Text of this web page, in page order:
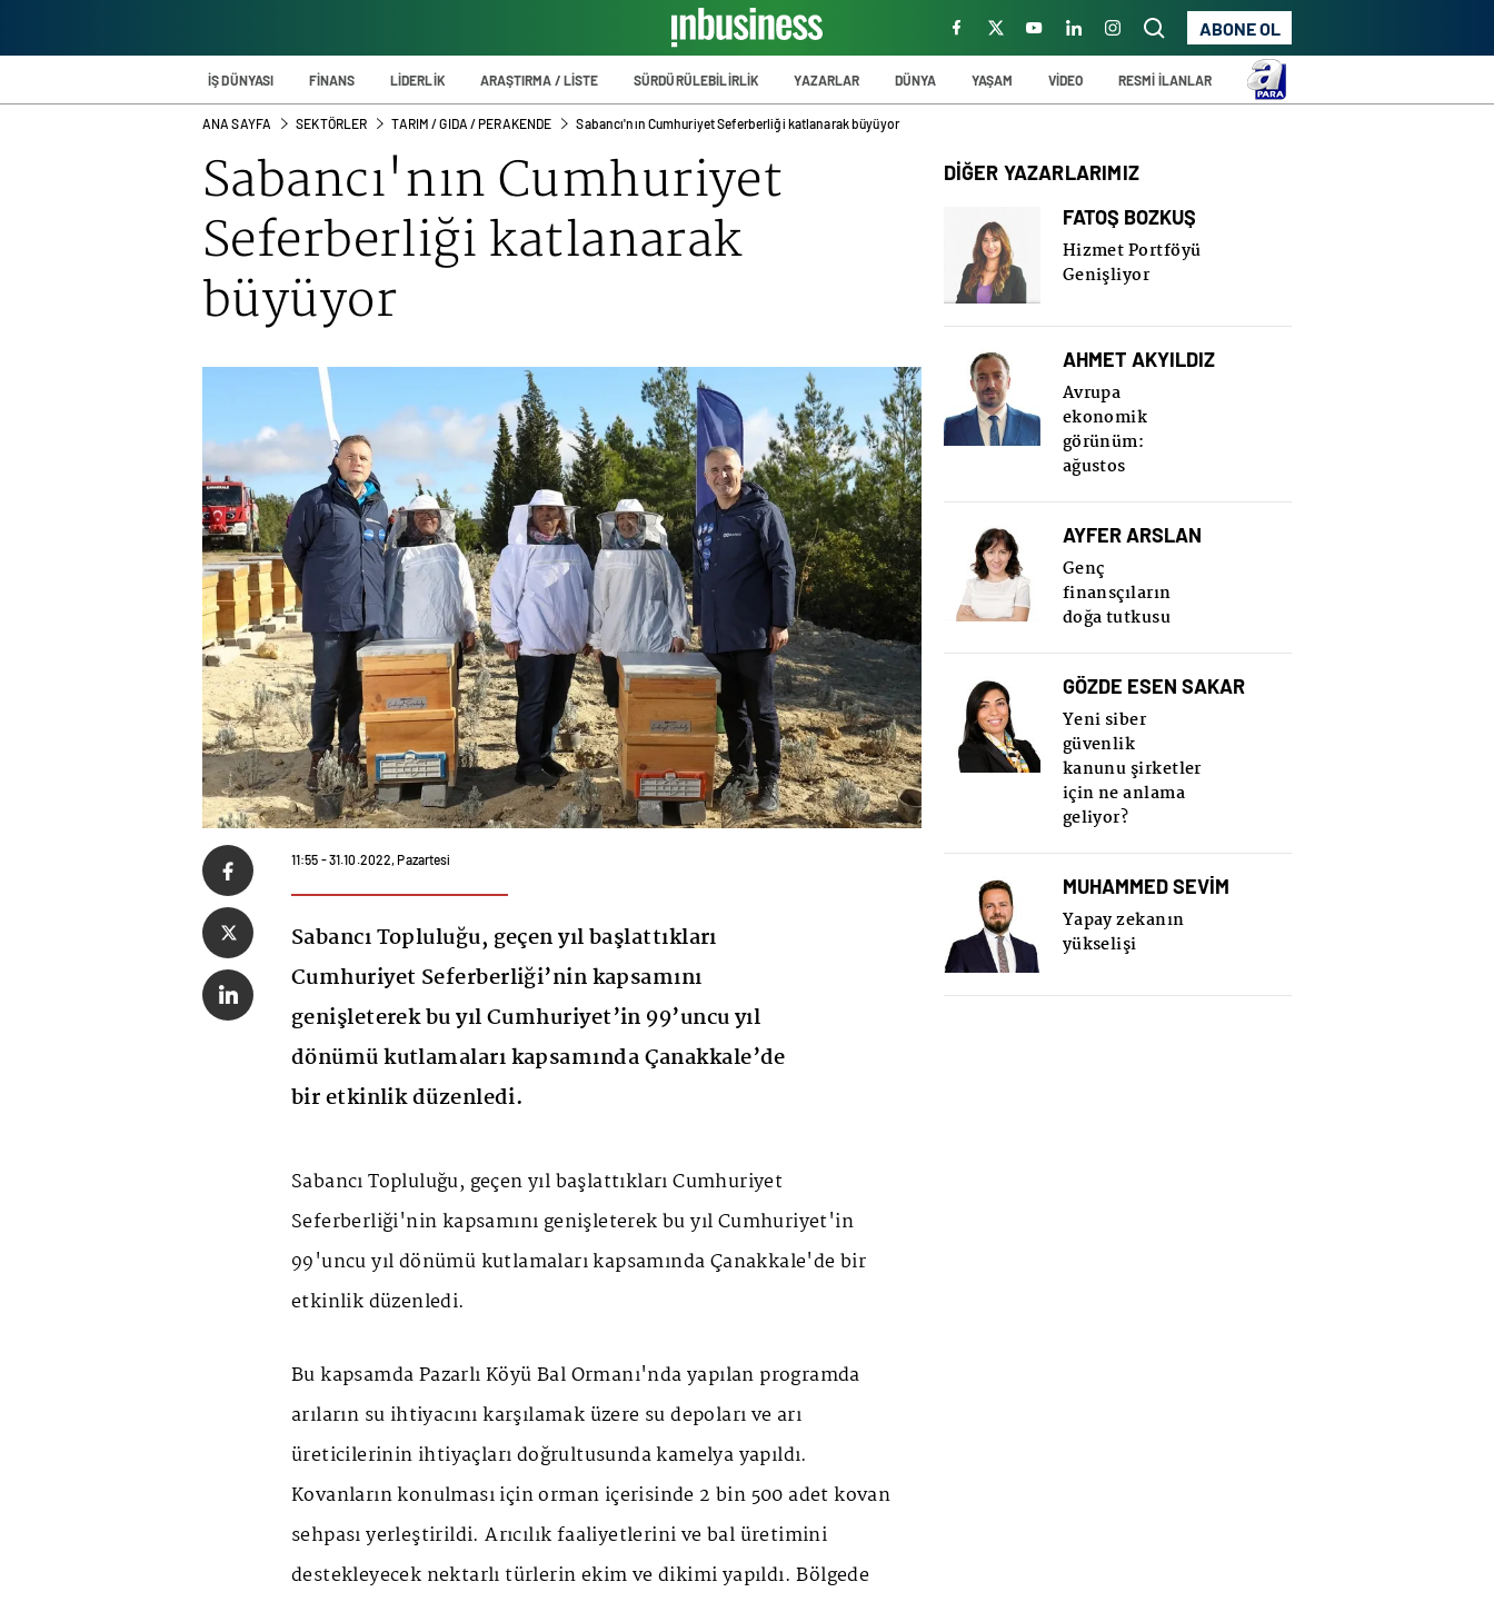
ABONE OL
İŞ DÜNYASI FİNANS LİDERLİK ARAŞTIRMA / LİSTE SÜRDÜRÜLEBİLİRLİK YAZARLAR DÜNYA YAŞAM VİDEO RESMİ İLANLAR
ANA SAYFA SEKTÖRLER TARIM / GIDA / PERAKENDE Sabancı'nın Cumhuriyet Seferberliği katlanarak büyüyor
Sabancı'nın Cumhuriyet
Seferberliği katlanarak
büyüyor
11:55 - 31.10.2022, Pazartesi
Sabancı Topluluğu, geçen yıl başlattıkları
Cumhuriyet Seferberliği’nin kapsamını
genişleterek bu yıl Cumhuriyet’in 99’uncu yıl
dönümü kutlamaları kapsamında Çanakkale’de
bir etkinlik düzenledi.
Sabancı Topluluğu, geçen yıl başlattıkları Cumhuriyet
Seferberliği'nin kapsamını genişleterek bu yıl Cumhuriyet'in
99'uncu yıl dönümü kutlamaları kapsamında Çanakkale'de bir
etkinlik düzenledi.
Bu kapsamda Pazarlı Köyü Bal Ormanı'nda yapılan programda
arıların su ihtiyacını karşılamak üzere su depoları ve arı
üreticilerinin ihtiyaçları doğrultusunda kamelya yapıldı.
Kovanların konulması için orman içerisinde 2 bin 500 adet kovan
sehpası yerleştirildi. Arıcılık faaliyetlerini ve bal üretimini
destekleyecek nektarlı türlerin ekim ve dikimi yapıldı. Bölgede
DİĞER YAZARLARIMIZ
FATOŞ BOZKUŞ
Hizmet Portföyü
Genişliyor
AHMET AKYILDIZ
Avrupa
ekonomik
görünüm:
ağustos
AYFER ARSLAN
Genç
finansçıların
doğa tutkusu
GÖZDE ESEN SAKAR
Yeni siber
güvenlik
kanunu şirketler
için ne anlama
geliyor?
MUHAMMED SEVİM
Yapay zekanın
yükselişi